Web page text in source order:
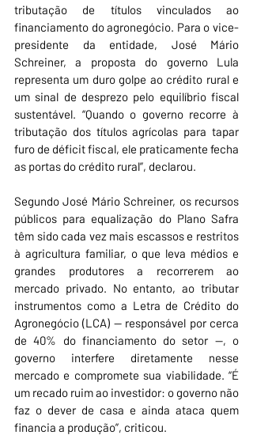
tributação de títulos vinculados ao
financiamento do agronegócio. Para o vice-
presidente da entidade, José Mário
Schreiner, a proposta do governo Lula
representa um duro golpe ao crédito rural e
um sinal de desprezo pelo equilíbrio fiscal
sustentável. “Quando o governo recorre à
tributação dos títulos agrícolas para tapar
furo de déficit fiscal, ele praticamente fecha
as portas do crédito rural”, declarou.
Segundo José Mário Schreiner, os recursos
públicos para equalização do Plano Safra
têm sido cada vez mais escassos e restritos
à agricultura familiar, o que leva médios e
grandes produtores a recorrerem ao
mercado privado. No entanto, ao tributar
instrumentos como a Letra de Crédito do
Agronegócio (LCA) — responsável por cerca
de 40% do financiamento do setor —, o
governo interfere diretamente nesse
mercado e compromete sua viabilidade. “É
um recado ruim ao investidor: o governo não
faz o dever de casa e ainda ataca quem
financia a produção”, criticou.